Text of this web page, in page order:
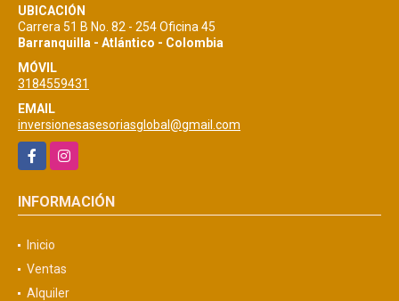
UBICACIÓN
Carrera 51 B No. 82 - 254 Oficina 45
Barranquilla - Atlántico - Colombia
MÓVIL
3184559431
EMAIL
inversionesasesoriasglobal@gmail.com
FacebookInstagram
INFORMACIÓN
Inicio
Ventas
Alquiler